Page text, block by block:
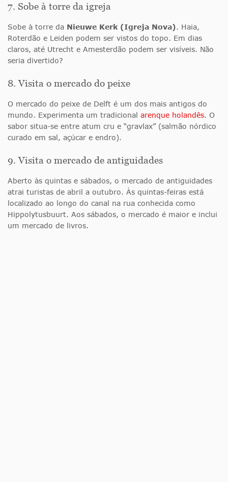
7. Sobe à torre da igreja
Sobe à torre da Nieuwe Kerk (Igreja Nova). Haia,
Roterdão e Leiden podem ser vistos do topo. Em dias
claros, até Utrecht e Amesterdão podem ser visíveis. Não
seria divertido?
8. Visita o mercado do peixe
O mercado do peixe de Delft é um dos mais antigos do
mundo. Experimenta um tradicional arenque holandês. O
sabor situa-se entre atum cru e “gravlax” (salmão nórdico
curado em sal, açúcar e endro).
9. Visita o mercado de antiguidades
Aberto às quintas e sábados, o mercado de antiguidades
atrai turistas de abril a outubro. Às quintas-feiras está
localizado ao longo do canal na rua conhecida como
Hippolytusbuurt. Aos sábados, o mercado é maior e inclui
um mercado de livros.